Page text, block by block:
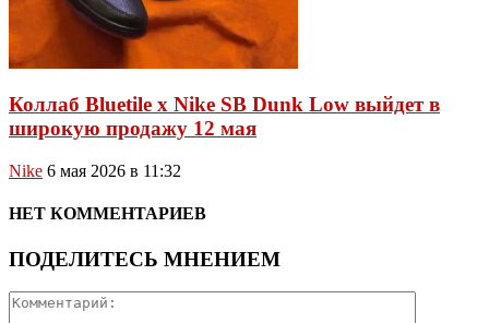
Коллаб Bluetile x Nike SB Dunk Low выйдет в
широкую продажу 12 мая
Nike 6 мая 2026 в 11:32
НЕТ КОММЕНТАРИЕВ
ПОДЕЛИТЕСЬ МНЕНИЕМ